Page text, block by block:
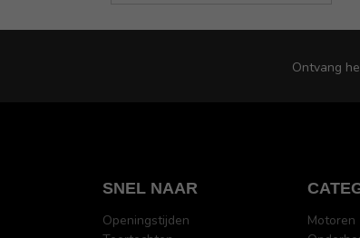
Ontvang
SNEL NAAR
Openingstijden
Motoren